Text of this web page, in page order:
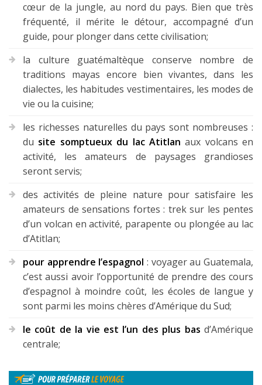
cœur de la jungle, au nord du pays. Bien que très
fréquenté, il mérite le détour, accompagné d’un
guide, pour plonger dans cette civilisation;
la culture guatémaltèque conserve nombre de
traditions mayas encore bien vivantes, dans les
dialectes, les habitudes vestimentaires, les modes de
vie ou la cuisine;
les richesses naturelles du pays sont nombreuses :
du site somptueux du lac Atitlan aux volcans en
activité, les amateurs de paysages grandioses
seront servis;
des activités de pleine nature pour satisfaire les
amateurs de sensations fortes : trek sur les pentes
d’un volcan en activité, parapente ou plongée au lac
d’Atitlan;
pour apprendre l’espagnol : voyager au Guatemala,
c’est aussi avoir l’opportunité de prendre des cours
d’espagnol à moindre coût, les écoles de langue y
sont parmi les moins chères d’Amérique du Sud;
le coût de la vie est l’un des plus bas d’Amérique
centrale;